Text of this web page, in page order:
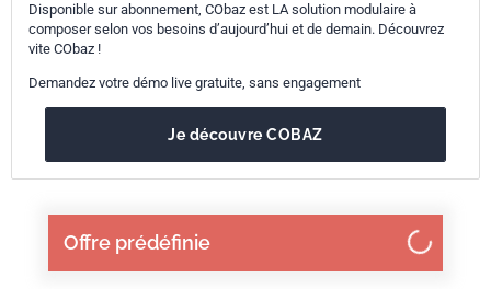
Offre prédéfinie
Disponible sur abonnement, CObaz est LA solution modulaire à
composer selon vos besoins d’aujourd’hui et de demain. Découvrez
vite CObaz !
Demandez votre démo live gratuite, sans engagement
Je découvre COBAZ